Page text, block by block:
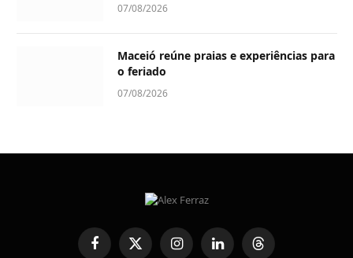
07/08/2026
Maceió reúne praias e experiências para
o feriado
07/08/2026
FacebookX
InstagramLinkedInThreads